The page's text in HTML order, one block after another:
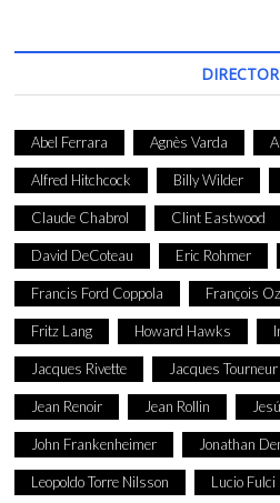
Abel Ferrara Agnès Varda
Alfred Hitchcock Billy Wilder
Claude Chabrol Clint Eastwood
David DeCoteau Eric Rohmer
Francis Ford Coppola François
Fritz Lang Howard Hawks
Jacques Rivette Jacques Tourneur
Jean Renoir Jean Rollin
John Frankenheimer Jonathan
Leopoldo Torre Nilsson Lucio Fulci